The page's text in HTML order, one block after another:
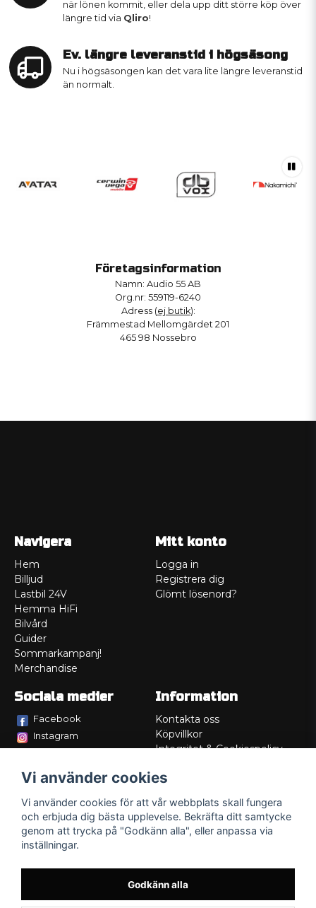
när lönen kommit, eller dela upp ditt större köp över
längre tid via Qliro!
Ev. längre leveranstid i högsäsong
Nu i högsäsongen kan det vara lite längre leveranstid
än normalt.
Företagsinformation
Namn: Audio 55 AB
Org.nr: 559119-6240
Adress (ej butik):
Främmestad Mellomgärdet 201
465 98 Nossebro
Navigera
Hem
Billjud
Lastbil 24V
Hemma HiFi
Bilvård
Guider
Sommarkampanj!
Merchandise
Mitt konto
Logga in
Registrera dig
Glömt lösenord?
Sociala medier
Facebook
Instagram
Information
Kontakta oss
Köpvillkor
Integritet & Cookiespolicy
Service/Garanti
Lådritning
Om oss
Vi använder cookies
Vi använder cookies för att vår webbplats skall fungera
och erbjuda dig bästa upplevelse. Bekräfta ditt samtycke
genom att trycka på "Godkänn alla", eller anpassa via
inställningar.
Godkänn alla